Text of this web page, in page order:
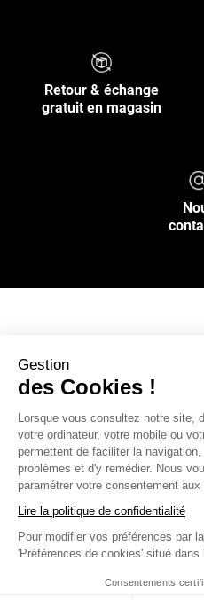
Gestion
des Cookies !
Lorsque vous consultez notre site,
votre ordinateur, votre mobile ou
permettent de faciliter la
problèmes et d'y remédier. Nous
paramétrer votre consentement
Lire la politique de confidentialité
Pour modifier vos préférences par
'Préférences de cookies' situé dans
Consentements
Retour & échange
gratuit en magasin
INFOS PRATIQUES
L’ENSEIGNE DISTRICENTER
Moyens de